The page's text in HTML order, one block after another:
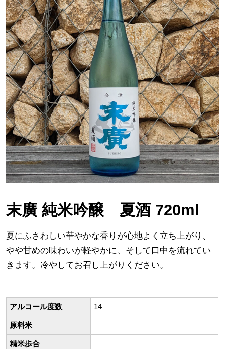
末廣 純米吟醸 夏酒 720ml
夏にふさわしい華やかな香りが心地よく立ち上がり、
やや甘めの味わいが軽やかに、そして口中を流れてい
きます。冷やしてお召し上がりください。
アルコール度数 14
原料米
精米歩合